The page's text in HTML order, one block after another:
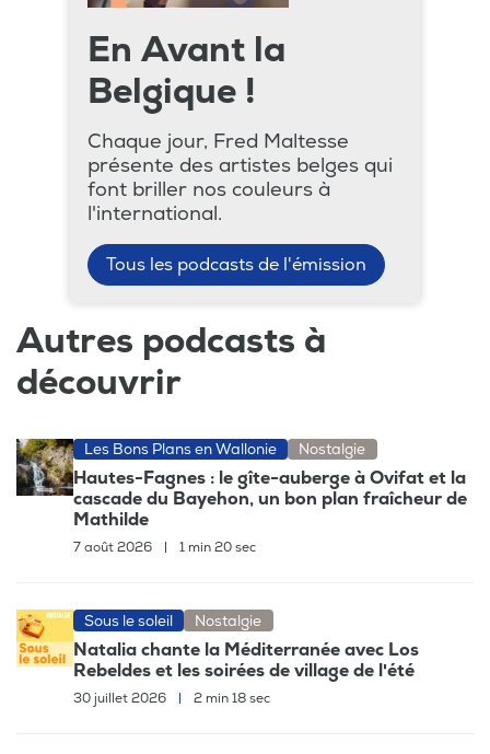
En Avant la
Belgique !
Chaque jour, Fred Maltesse
présente des artistes belges qui
font briller nos couleurs à
l'international.
Tous les podcasts de l'émission
Autres podcasts à
découvrir
Les Bons Plans en Wallonie Nostalgie
Hautes-Fagnes : le gîte-auberge à Ovifat et la
cascade du Bayehon, un bon plan fraîcheur de
Mathilde
7 août 2026 1 min 20 sec
Sous le soleil Nostalgie
Natalia chante la Méditerranée avec Los
Rebeldes et les soirées de village de l'été
30 juillet 2026 2 min 18 sec